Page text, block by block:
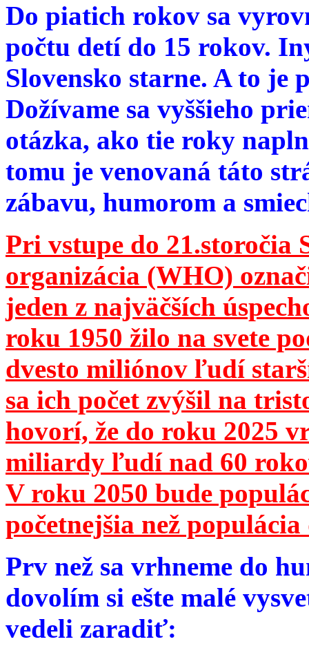
Do piatich rokov sa
počtu detí do 15 rokov.
Slovensko starne. A to je
Dožívame sa vyššieho
otázka, ako tie roky
tomu je venovaná táto
zábavu, humorom a
Pri vstupe do 21.storočia
organizácia (WHO)
jeden z najväčších
roku 1950 žilo na svete
dvesto miliónov ľudí
sa ich počet zvýšil na
hovorí, že do roku 2025
miliardy ľudí nad 60
V roku 2050 bude
početnejšia než
Prv než sa vrhneme do
dovolím si ešte malé
vedeli zaradiť: